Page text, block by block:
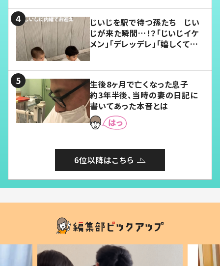
じいじを駅で待つ孫たち じい
じが来た瞬間…！？「じいじイケ
メン」「デレッデレ」「嬉しくて可
生後8ヶ月で亡くなった息子
約3年半後、当時の妻の日記に
書いてあった本音とは
6位以降はこちら